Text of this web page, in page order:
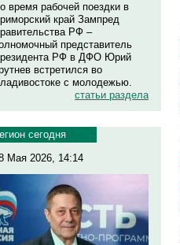
время рабочей поездки в
край Зампред
РФ –
представитель
РФ в ДФО Юрий
встретился во
с молодежью.
статьи раздела
сегодня
Мая 2026, 14:14